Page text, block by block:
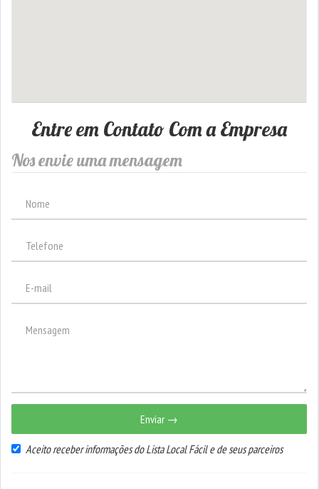
Entre em Contato Com a Empresa
Nos envie uma mensagem
Enviar →
Aceito receber informações do Lista Local Fácil e de seus parceiros